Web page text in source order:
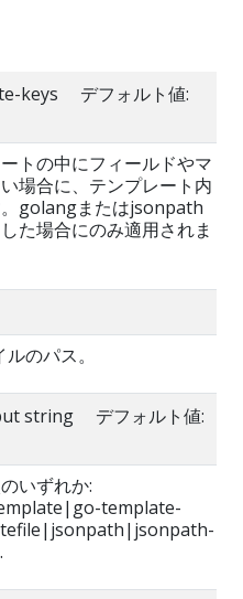
keys デフォルト値:
トの中にフィールドやマ
場合に、テンプレート内
golangまたはjsonpath
た場合にのみ適用されま
のパス。
string デフォルト値:
いずれか:
template-